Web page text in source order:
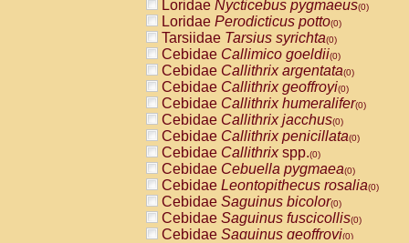
Loridae Nycticebus pygmaeus(0)
Loridae Perodicticus potto(0)
Tarsiidae Tarsius syrichta(0)
Cebidae Callimico goeldii(0)
Cebidae Callithrix argentata(0)
Cebidae Callithrix geoffroyi(0)
Cebidae Callithrix humeralifer(0)
Cebidae Callithrix jacchus(0)
Cebidae Callithrix penicillata(0)
Cebidae Callithrixspp.(0)
Cebidae Cebuella pygmaea(0)
Cebidae Leontopithecus rosalia(0)
Cebidae Saguinus bicolor(0)
Cebidae Saguinus fuscicollis(0)
Cebidae Saguinus geoffroyi(0)